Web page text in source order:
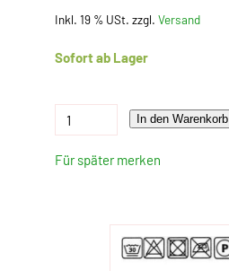
Inkl. 19 % USt. zzgl. Versand
Sofort ab Lager
In den Warenkorb
Für später merken